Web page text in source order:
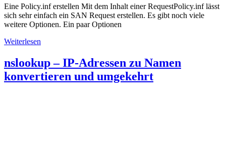
Eine Policy.inf erstellen Mit dem Inhalt einer RequestPolicy.inf lässt
sich sehr einfach ein SAN Request erstellen. Es gibt noch viele
weitere Optionen. Ein paar Optionen
Weiterlesen
nslookup – IP-Adressen zu Namen
konvertieren und umgekehrt